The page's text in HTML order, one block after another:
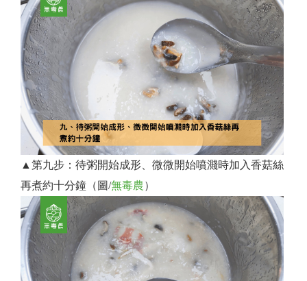
▲第九步：待粥開始成形、微微開始噴濺時加入香菇絲
再煮約十分鐘（圖/無毒農）​​​​​​​